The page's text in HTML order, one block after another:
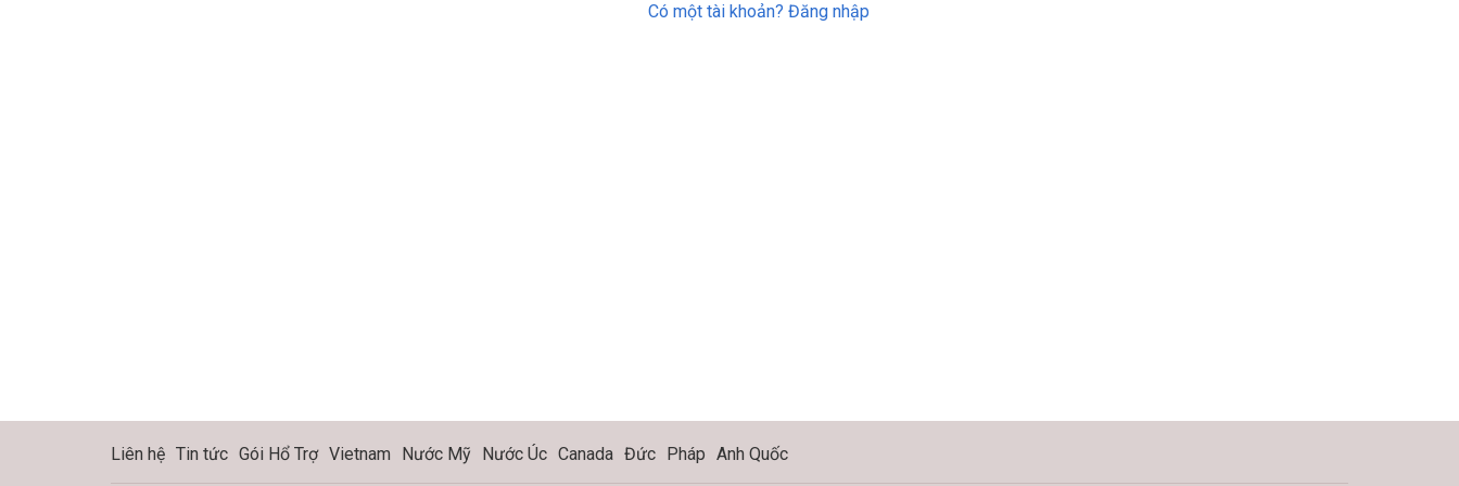
Có một tài khoản? Đăng nhập
Liên hệ Tin tức Gói Hổ Trợ Vietnam Nước Mỹ Nước Úc Canada Đức Pháp Anh Quốc